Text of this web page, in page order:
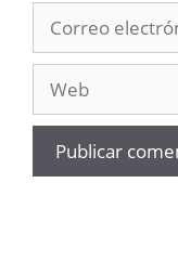
electrónico